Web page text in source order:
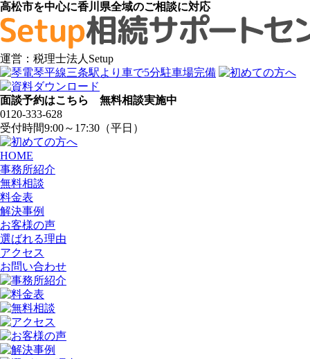
高松市を中心に香川県全域のご相談に対応
運営：税理士法人Setup
面談予約はこちら 無料相談実施中
0120-333-628
受付時間9:00～17:30（平日）
HOME
事務所紹介
無料相談
料金表
解決事例
お客様の声
選ばれる理由
アクセス
お問い合わせ